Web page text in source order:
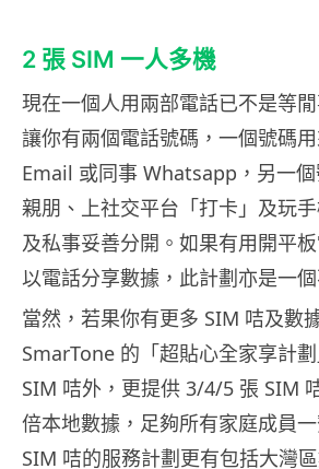
2 張 SIM 一人多機
現在一個人用兩部電話已不是等閒
讓你有兩個電話號碼，一個號碼
Email 或同事 Whatsapp，另一
親朋、上社交平台「打卡」及玩
及私事妥善分開。如果有用開平
以電話分享數據，此計劃亦是一
當然，若果你有更多 SIM 咭及數
SmarTone 的「超貼心全家享計
SIM 咭外，更提供 3/4/5 張 SIM
倍本地數據，足夠所有家庭成員
SIM 咭的服務計劃更有包括大灣